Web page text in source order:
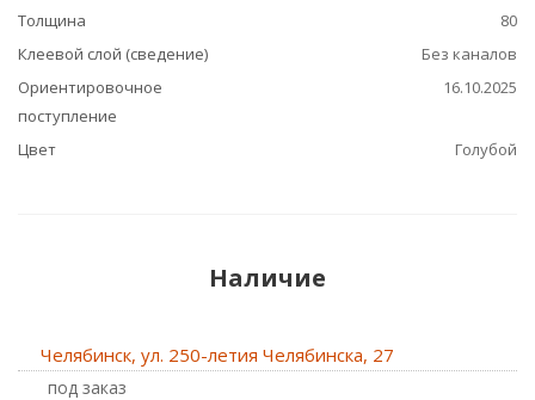
Толщина
80
Клеевой слой (сведение)
Без каналов
Ориентировочное
поступление
16.10.2025
Цвет Голубой
Наличие
Челябинск, ул. 250-летия Челябинска, 27
Под заказ